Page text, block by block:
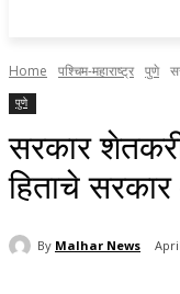
Home पश्चिम-महाराष्ट्र पुणे
पुणे
सरकार
हिताचे
By Malhar News